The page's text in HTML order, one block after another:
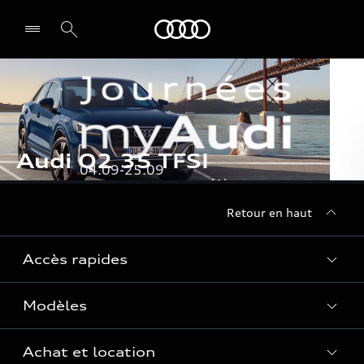
Retour en haut
Accès rapides
Quelle Audi me correspond ?
Tous les modèles
Modèles
Achat et location